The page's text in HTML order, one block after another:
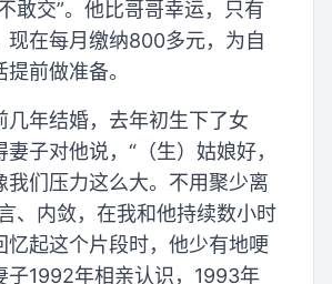
敢交”。他比哥哥幸运，只有
现在每月缴纳800多元，为自
前做准备。
几年结婚，去年初生下了女
子对他说，“（生）姑娘好，
我们压力这么大。不用聚少离
、内敛，在我和他持续数小时
忆起这个片段时，他少有地哽
子1992年相亲认识，1993年